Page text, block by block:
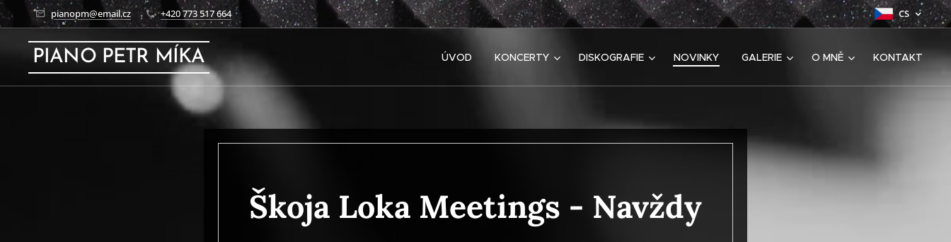
pianopm@email.cz +420 773 517 664 CS
PIANO PETR MÍKA ÚVOD KONCERTY DISKOGRAFIE NOVINKY GALERIE O MNĚ KONTAKT
Škoja Loka Meetings - Navždy